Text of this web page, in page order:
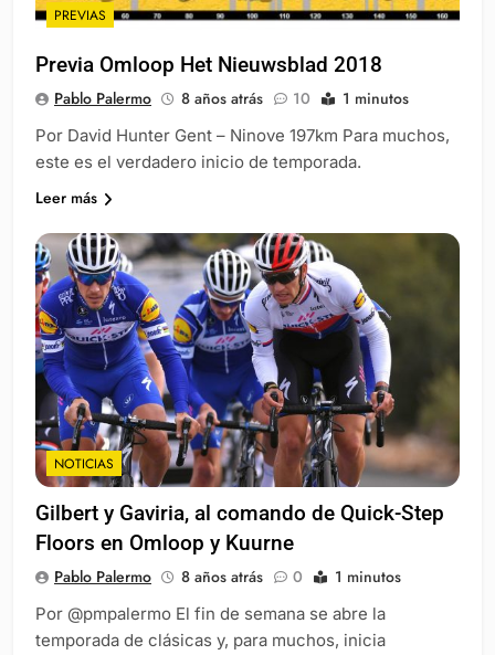
PREVIAS
Previa Omloop Het Nieuwsblad 2018
Pablo Palermo 8 años atrás 10 1 minutos
Por David Hunter Gent – Ninove 197km Para muchos,
este es el verdadero inicio de temporada.
Leer más
NOTICIAS
Gilbert y Gaviria, al comando de Quick-Step
Floors en Omloop y Kuurne
Pablo Palermo 8 años atrás 0 1 minutos
Por @pmpalermo El fin de semana se abre la
temporada de clásicas y, para muchos, inicia